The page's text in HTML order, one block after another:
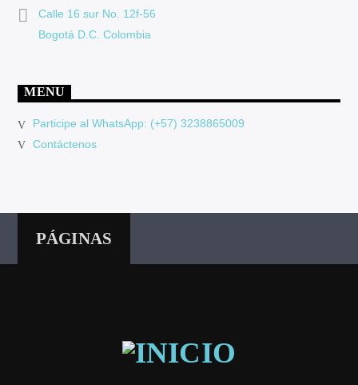
Calle 16 sur No. 12f-56
Bogotá D.C. Colombia
MENU
Participe al WhatsApp: (+57) 3238865009
Contáctenos
PÁGINAS